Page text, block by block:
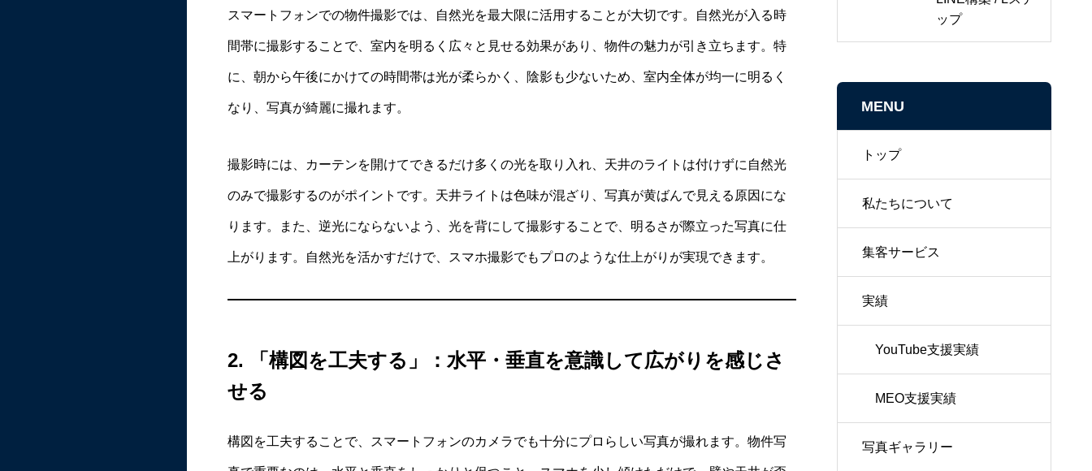
スマートフォンでの物件撮影では、自然光を最大限に活用することが大切です。自然光が入る時
間帯に撮影することで、室内を明るく広々と見せる効果があり、物件の魅力が引き立ちます。特
に、朝から午後にかけての時間帯は光が柔らかく、陰影も少ないため、室内全体が均一に明るく
なり、写真が綺麗に撮れます。
撮影時には、カーテンを開けてできるだけ多くの光を取り入れ、天井のライトは付けずに自然光
のみで撮影するのがポイントです。天井ライトは色味が混ざり、写真が黄ばんで見える原因にな
ります。また、逆光にならないよう、光を背にして撮影することで、明るさが際立った写真に仕
上がります。自然光を活かすだけで、スマホ撮影でもプロのような仕上がりが実現できます。
2.
「構図を工夫する」：水平・垂直を意識して広がりを感じさ
せる
構図を工夫することで、スマートフォンのカメラでも十分にプロらしい写真が撮れます。物件写
ップ
MENU
トップ
私たちについて
集客サービス
実績
YouTube支援実績
MEO支援実績
写真ギャラリー